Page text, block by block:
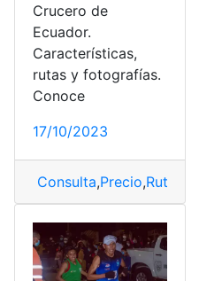
,Ruta
Crucero de
Ecuador.
Características,
rutas y fotografías.
Conoce
17/10/2023
Consulta,Precio,Ruta